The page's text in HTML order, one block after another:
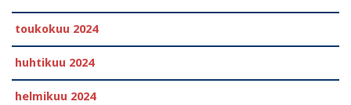
toukokuu 2024
huhtikuu 2024
helmikuu 2024